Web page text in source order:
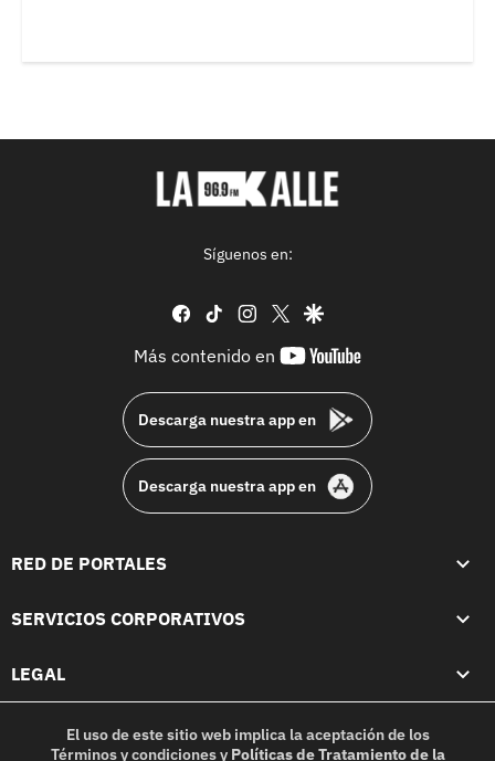
Síguenos en:
facebook
tiktok instagram
twittergoogle
Más contenido en
youtube-
Descarga nuestra app en
Descarga nuestra app en
RED DE PORTALES
SERVICIOS CORPORATIVOS
LEGAL
El uso de este sitio web implica la aceptación de los
Términos y condicionesy Políticas de Tratamiento de la